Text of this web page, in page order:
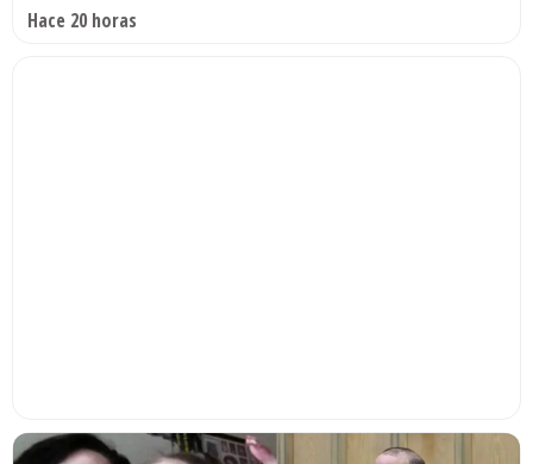
Hace 20 horas